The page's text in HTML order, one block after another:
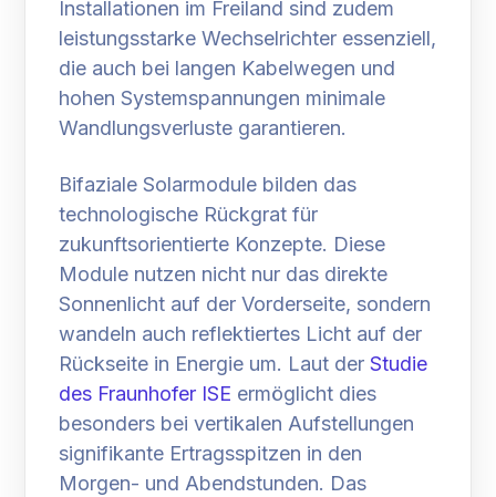
Installationen im Freiland sind zudem
leistungsstarke Wechselrichter essenziell,
die auch bei langen Kabelwegen und
hohen Systemspannungen minimale
Wandlungsverluste garantieren.
Bifaziale Solarmodule bilden das
technologische Rückgrat für
zukunftsorientierte Konzepte. Diese
Module nutzen nicht nur das direkte
Sonnenlicht auf der Vorderseite, sondern
wandeln auch reflektiertes Licht auf der
Rückseite in Energie um. Laut derStudie
des Fraunhofer ISE ermöglicht dies
besonders bei vertikalen Aufstellungen
signifikante Ertragsspitzen in den
Morgen- und Abendstunden. Das